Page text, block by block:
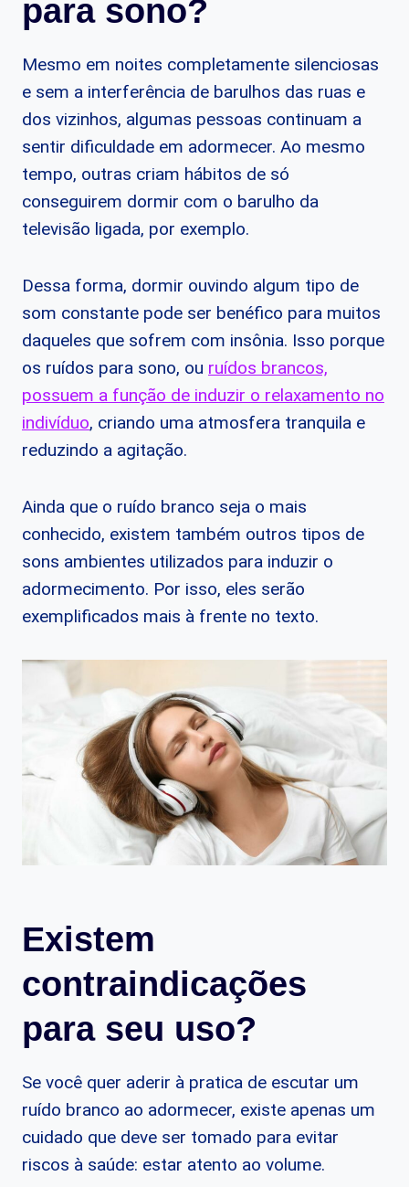
para sono?
Mesmo em noites completamente silenciosas
e sem a interferência de barulhos das ruas e
dos vizinhos, algumas pessoas continuam a
sentir dificuldade em adormecer. Ao mesmo
tempo, outras criam hábitos de só
conseguirem dormir com o barulho da
televisão ligada, por exemplo.
Dessa forma, dormir ouvindo algum tipo de
som constante pode ser benéfico para muitos
daqueles que sofrem com insônia. Isso porque
os ruídos para sono, ou ruídos brancos,
possuem a função de induzir o relaxamento no
indivíduo, criando uma atmosfera tranquila e
reduzindo a agitação.
Ainda que o ruído branco seja o mais
conhecido, existem também outros tipos de
sons ambientes utilizados para induzir o
adormecimento. Por isso, eles serão
exemplificados mais à frente no texto.
Existem
contraindicações
para seu uso?
Se você quer aderir à pratica de escutar um
ruído branco ao adormecer, existe apenas um
cuidado que deve ser tomado para evitar
riscos à saúde: estar atento ao volume.